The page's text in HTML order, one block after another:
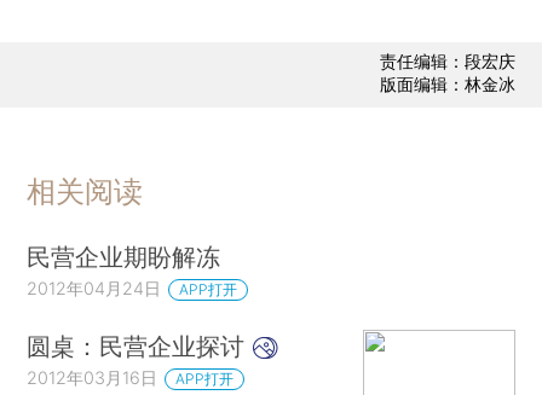
责任编辑：段宏庆
版面编辑：林金冰
相关阅读
民营企业期盼解冻
2012年04月24日 APP打开
圆桌：民营企业探讨
2012年03月16日 APP打开